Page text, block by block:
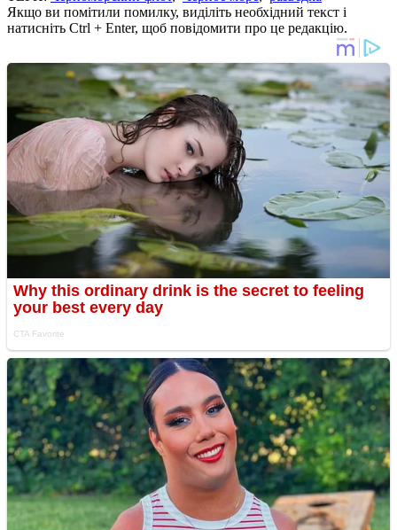
Якщо ви помітили помилку, виділіть необхідний текст і
натисніть Ctrl + Enter, щоб повідомити про це редакцію.